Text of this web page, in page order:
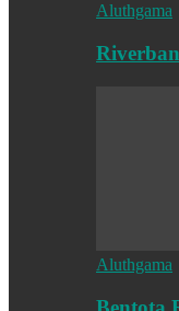
Aluthgama
Aluthgama